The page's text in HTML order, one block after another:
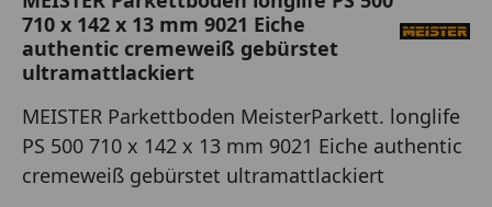
710 x 142 x 13 mm 9021 Eiche
authentic cremeweiß gebürstet
ultramattlackiert
MEISTER Parkettboden MeisterParkett. longlife
PS 500 710 x 142 x 13 mm 9021 Eiche authentic
cremeweiß gebürstet ultramattlackiert